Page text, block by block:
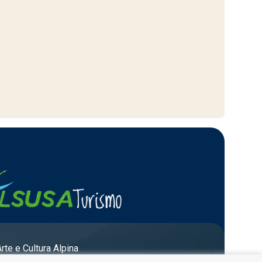
e Cultura Alpina